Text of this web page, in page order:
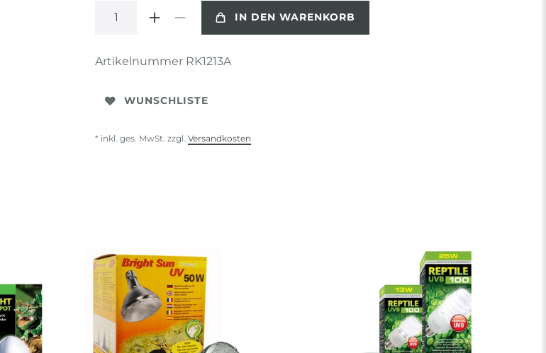
IN DEN WARENKORB
Artikelnummer RK1213A
WUNSCHLISTE
* inkl. ges. MwSt. zzgl. Versandkosten